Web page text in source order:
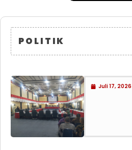
POLITIK
Juli 17, 2026